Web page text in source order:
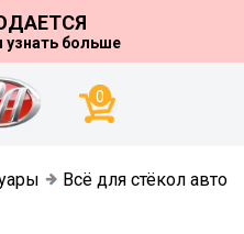
больше
0
Всё для стёкол авто